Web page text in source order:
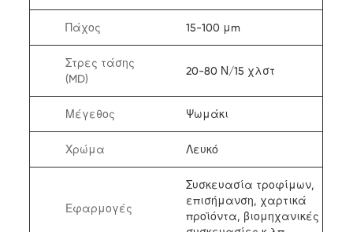
Πάχος 15-100 μm
Στρες τάσης
(MD)
20-80 Ν/15 χλστ
Μέγεθος Ψωμάκι
Χρώμα Λευκό
Εφαρμογές
Συσκευασία τροφίμων,
επισήμανση, χαρτικά
προϊόντα, βιομηχανικές